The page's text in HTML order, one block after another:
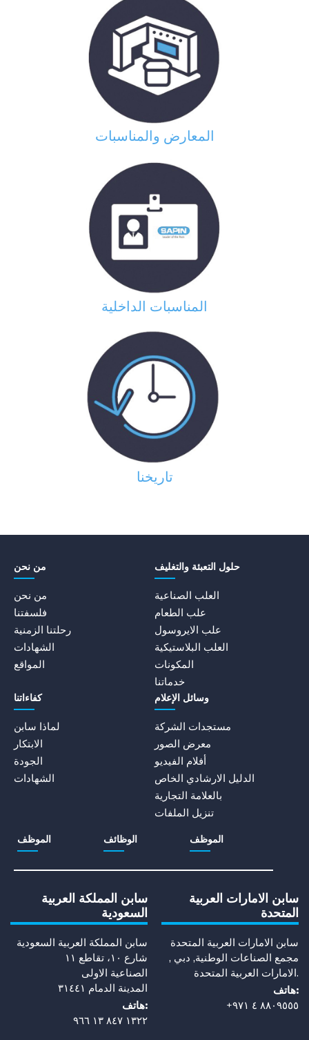
المعارض والمناسبات
المناسبات الداخلية
تاريخنا
من نحن
من نحن
فلسفتنا
رحلتنا الزمنية
الشهادات
المواقع
حلول التعبئة والتغليف
العلب الصناعية
علب الطعام
علب الايروسول
العلب البلاستيكية
المكونات
خدماتنا
كفاءاتنا
لماذا سابن
الابتكار
الجودة
الشهادات
وسائل الإعلام
مستجدات الشركة
معرض الصور
أفلام الفيديو
الدليل الارشادي الخاص
بالعلامة التجارية
تنزيل الملفات
الموظف الوظائف الموظف
سابن المملكة العربية
السعودية
سابن المملكة العربية السعودية
شارع ١٠، تقاطع ١١
الصناعية الاولى
المدينة الدمام ٣١٤٤١
هاتف:
١٣٢٢ ٨٤٧ ١٣ ٩٦٦
سابن الامارات العربية
المتحدة
سابن الامارات العربية المتحدة
مجمع الصناعات الوطنية, دبي ,
الامارات العربية المتحدة.
هاتف:
+٨٨٠٩٥٥٥ ٤ ٩٧١